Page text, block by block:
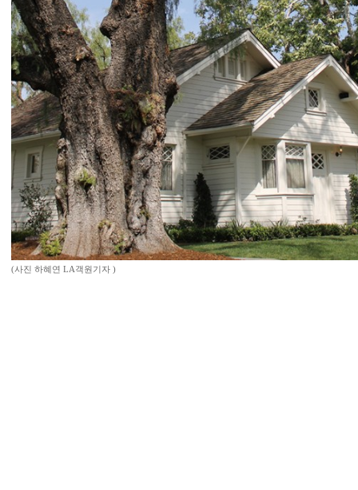
(사진 하혜연 LA객원기자 )